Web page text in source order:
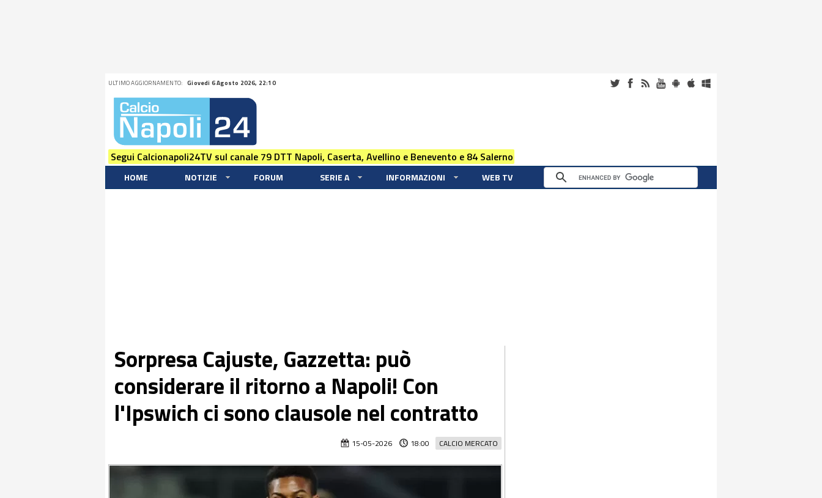
ULTIMO AGGIORNAMENTO: Giovedi 6 Agosto 2026, 22:10
Segui Calcionapoli24TV sul canale 79 DTT Napoli, Caserta, Avellino e Benevento e 84 Salerno
HOME NOTIZIE FORUM SERIE A INFORMAZIONI WEB TV
Sorpresa Cajuste, Gazzetta: può
considerare il ritorno a Napoli! Con
l'Ipswich ci sono clausole nel contratto
CALCIO MERCATO
15-05-2026 18:00